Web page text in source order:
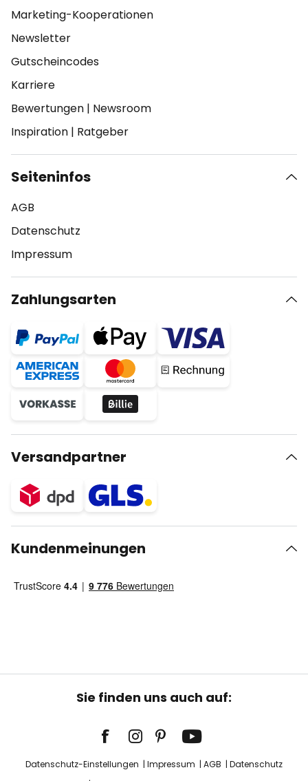
Marketing-Kooperationen
Newsletter
Gutscheincodes
Karriere
Bewertungen | Newsroom
Inspiration | Ratgeber
Seiteninfos
AGB
Datenschutz
Impressum
Zahlungsarten
Versandpartner
Kundenmeinungen
Sie finden uns auch auf:
Datenschutz-Einstellungen Impressum AGB
Datenschutz